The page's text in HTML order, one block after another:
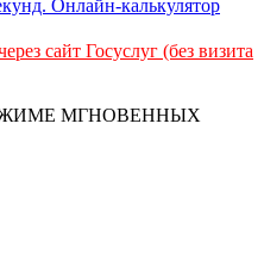
сайт Госуслуг (без визита
МГНОВЕННЫХ